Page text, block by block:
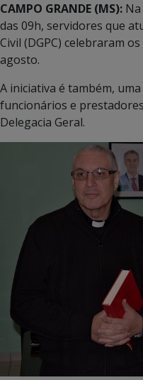
CAMPO GRANDE (MS):
das 09h, servidores que
Civil (DGPC) celebraram
agosto.
A iniciativa é também,
funcionários e
Delegacia Geral.